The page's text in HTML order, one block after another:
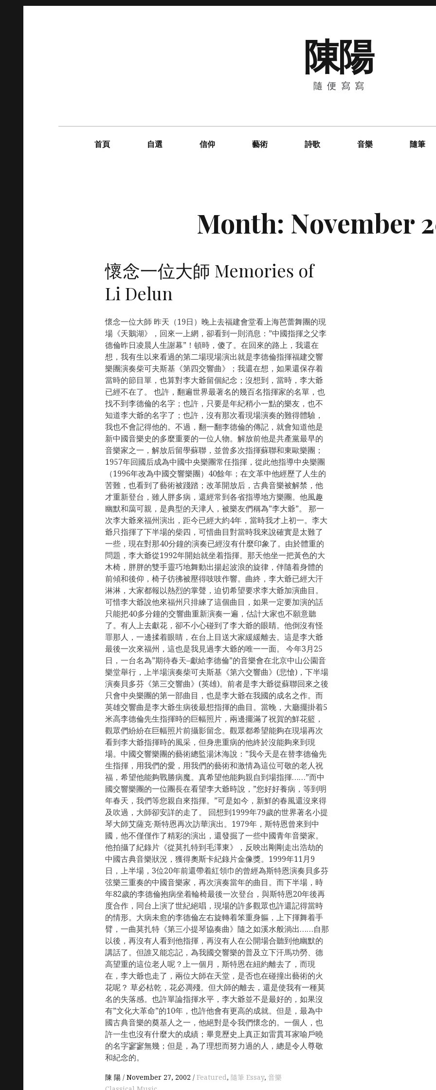
陳陽
隨便寫寫
首頁 自選 信仰 藝術 詩歌 音樂 隨筆
Month: November
懷念一位大師 Memories of
Li Delun
懷念一位大師 昨天（19日）晚上去福建會堂看上海芭蕾舞團的現
場《天鵝湖》，回來一上網，卻看到一則消息：”中國指揮之父李
德倫昨日凌晨人生謝幕”！頓時，傻了。在回來的路上，我還在
想，我有生以來看過的第二場現場演出就是李德倫指揮福建交響
樂團演奏柴可夫斯基《第四交響曲》；我還在想，如果還保存着
當時的節目單，也算對李大爺留個紀念；沒想到，當時，李大爺
已經不在了。 也許，翻遍世界最著名的幾百名指揮家的名單，也
找不到李德倫的名字；也許，只要是年紀稍小一點的樂友，也不
知道李大爺的名字了；也許，沒有那次看現場演奏的難得體驗，
我也不會記得他的。不過，翻一翻李德倫的傳記，就會知道他是
新中國音樂史的多麼重要的一位人物。解放前他是共產黨最早的
音樂家之一，解放后留學蘇聯，並曾多次指揮蘇聯和東歐樂團；
1957年回國后成為中國中央樂團常任指揮，從此他指導中央樂團
（1996年改為中國交響樂團）40餘年；在文革中他經歷了人生的
苦難，也看到了藝術被踐踏；改革開放后，古典音樂被解禁，他
才重新登台，雖人胖多病，還經常到各省指導地方樂團。他風趣
幽默和藹可親，是典型的天津人，被樂友們稱為”李大爺”。 那一
次李大爺來福州演出，距今已經大約4年，當時我才上初一。李大
爺只指揮了下半場的柴四，可惜曲目對當時我來說確實是太難了
一些，現在對那40分鐘的演奏已經沒有什麼印象了。由於體重的
問題，李大爺從1992年開始就坐着指揮。那天他坐一把黃色的大
木椅，胖胖的雙手靈巧地舞動出揚起波浪的旋律，伴隨着身體的
前傾和後仰，椅子彷彿被壓得吱吱作響。曲終，李大爺已經大汗
淋淋，大家都報以熱烈的掌聲，迫切希望要求李大爺加演曲目。
可惜李大爺說他來福州只排練了這個曲目，如果一定要加演的話
只能把40多分鐘的交響曲重新演奏一遍，估計大家也不願意聽
了。有人上去獻花，卻不小心碰到了李大爺的眼睛。他倒沒有怪
罪那人，一邊揉着眼睛，在台上目送大家緩緩離去。這是李大爺
最後一次來福州，這也是我見過李大爺的唯一一面。 今年3月25
日，一台名為”期待春天–獻給李德倫”的音樂會在北京中山公園音
樂堂舉行，上半場演奏柴可夫斯基《第六交響曲》(悲愴)，下半場
演奏貝多芬《第三交響曲》(英雄)。前者是李大爺從蘇聯回來之後
只會中央樂團的第一部曲目，也是李大爺在我國的成名之作。而
英雄交響曲是李大爺生病後最想指揮的曲目。當晚，大廳擺掛着5
米高李德倫先生指揮時的巨幅照片，兩邊擺滿了祝賀的鮮花籃，
觀眾們紛紛在巨幅照片前攝影留念。觀眾都希望能夠在現場再次
看到李大爺指揮時的風采，但身患重病的他終於沒能夠來到現
場。中國交響樂團的藝術總監湯沐海說：”我今天是在替李德倫先
生指揮，用我們的愛，用我們的藝術和激情為這位可敬的老人祝
福，希望他能夠戰勝病魔。真希望他能夠親自到場指揮……”而中
國交響樂團的一位團長在看望李大爺時說，”您好好養病，等到明
年春天，我們等您親自來指揮。”可是如今，新鮮的春風還沒來得
及吹過，大師卻安詳的走了。 回想到1999年79歲的世界著名小提
琴大師艾薩克·斯特恩再次訪華演出。1979年，斯特恩曾來到中
國，他不僅僅作了精彩的演出，還發掘了一些中國青年音樂家。
他拍攝了紀錄片《從莫扎特到毛澤東》，反映出剛剛走出浩劫的
中國古典音樂狀況，獲得奧斯卡紀錄片金像獎。1999年11月9
日，上半場，3位20年前還帶着紅領巾的曾經為斯特恩演奏貝多芬
弦樂三重奏的中國音樂家，再次演奏當年的曲目。而下半場，時
年82歲的李德倫抱病坐着輪椅最後一次登台，與斯特恩20年後再
度合作，同台上演了世紀絕唱，現場的許多觀眾也許還記得當時
的情形。大病未愈的李德倫左右旋轉着笨重身軀，上下揮舞着手
臂，一曲莫扎特《第三小提琴協奏曲》隨之如溪水般淌出……自那
以後，再沒有人看到他指揮，再沒有人在公開場合聽到他幽默的
講話了。但誰又能忘記，為我國交響樂的普及立下汗馬功勞、德
高望重的這位老人呢？上一個月，斯特恩在紐約離去了，而現
在，李大爺也走了，兩位大師在天堂，是否也在碰撞出藝術的火
花呢？ 草必枯乾，花必凋殘。但大師的離去，還是使我有一種莫
名的失落感。也許單論指揮水平，李大爺並不是最好的，如果沒
有”文化大革命”的10年，也許他會有更高的成就。但是，最為中
國古典音樂的奠基人之一，他絕對是令我們懷念的。一個人，也
許一生也沒有什麼大的成績；畢竟歷史上真正如雷貫耳家喻戶曉
的名字寥寥無幾；但是，為了理想而努力過的人，總是令人尊敬
和紀念的。
陳 陽 November 27, 2002 Featured, 隨筆 Essay, 音樂